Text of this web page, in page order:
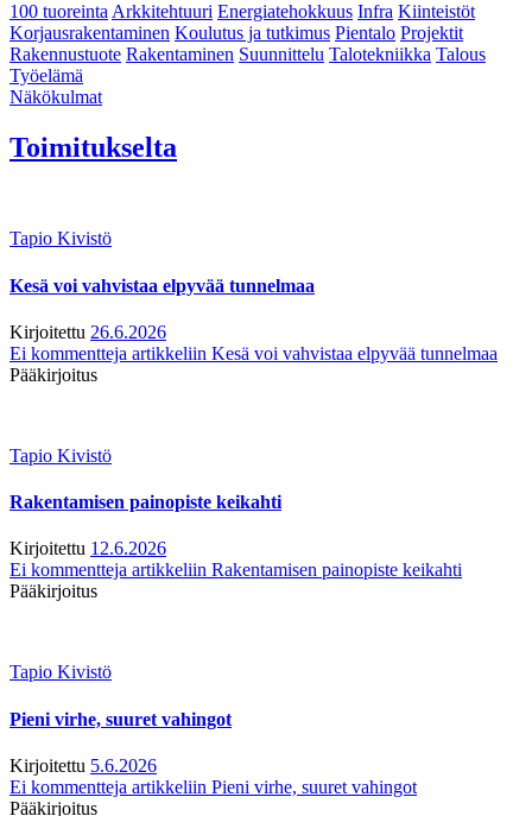
100 tuoreintaArkkitehtuuri Energiatehokkuus Infra Kiinteistöt
Korjausrakentaminen Koulutus ja tutkimus Pientalo Projektit
Rakennustuote Rakentaminen Suunnittelu Talotekniikka Talous
Työelämä
Näkökulmat
Toimitukselta
Tapio Kivistö
Kesä voi vahvistaa elpyvää tunnelmaa
Kirjoitettu 26.6.2026
Ei kommentteja artikkeliin Kesä voi vahvistaa elpyvää tunnelmaa
Pääkirjoitus
Tapio Kivistö
Rakentamisen painopiste keikahti
Kirjoitettu 12.6.2026
Ei kommentteja artikkeliin Rakentamisen painopiste keikahti
Pääkirjoitus
Tapio Kivistö
Pieni virhe, suuret vahingot
Kirjoitettu 5.6.2026
Ei kommentteja artikkeliin Pieni virhe, suuret vahingot
Pääkirjoitus